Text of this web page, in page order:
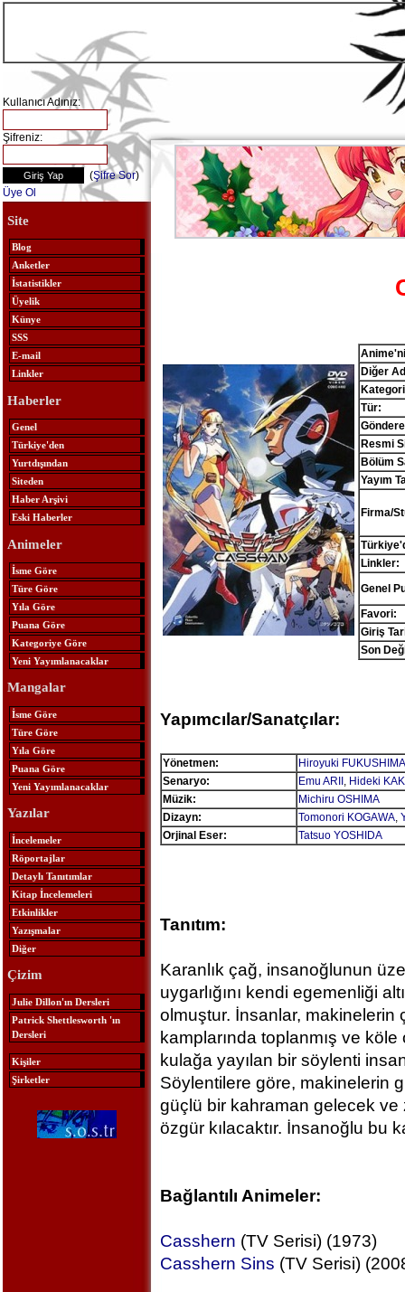
Kullanıcı Adınız:
Şifreniz:
(Şifre Sor)
Üye Ol
Site
Blog
Anketler
İstatistikler
Üyelik
Künye
SSS
E-mail
Linkler
Haberler
Genel
Türkiye'den
Yurtdışından
Siteden
Haber Arşivi
Eski Haberler
Animeler
İsme Göre
Türe Göre
Yıla Göre
Puana Göre
Kategoriye Göre
Yeni Yayımlanacaklar
Mangalar
İsme Göre
Türe Göre
Yıla Göre
Puana Göre
Yeni Yayımlanacaklar
Yazılar
İncelemeler
Röportajlar
Detaylı Tanıtımlar
Kitap İncelemeleri
Etkinlikler
Yazışmalar
Diğer
Çizim
Julie Dillon'ın Dersleri
Patrick Shettlesworth 'ın
Dersleri
Kişiler
Şirketler
Diğer
Tür:
Resmi
Bölüm
Yayım
Firma/
Linkler:
Genel
Favori:
Giriş
Son
Yapımcılar/Sanatçılar:
Yönetmen:
Hiroyuki FUKUSHIMA
Senaryo:
Emu ARII , Hideki
Müzik:
Michiru OSHIMA
Dizayn:
Tomonori KOGAWA,
Orjinal Eser:
Tatsuo YOSHIDA
Tanıtım:
Karanlık çağ, insanoğlunun
uygarlığını kendi egemenliği
olmuştur. İnsanlar, makinelerin
kamplarında toplanmış ve köle
kulağa yayılan bir söylenti
Söylentilere göre, makinelerin
güçlü bir kahraman gelecek ve
özgür kılacaktır. İnsanoğlu bu
Bağlantılı Animeler:
Casshern (TV Serisi) (1973)
Casshern Sins (TV Serisi)